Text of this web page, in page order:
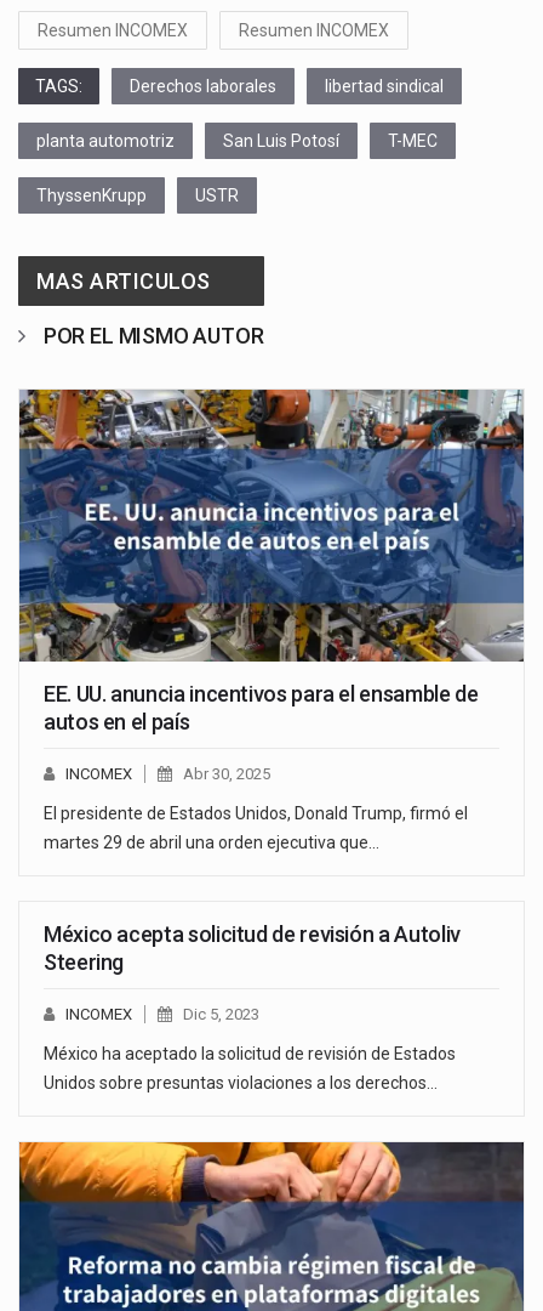
Resumen INCOMEX Resumen INCOMEX
TAGS: Derechos laborales libertad sindical
planta automotriz San Luis Potosí T-MEC
ThyssenKrupp USTR
MAS ARTICULOS
POR EL MISMO AUTOR
EE. UU. anuncia incentivos para el ensamble de
autos en el país
INCOMEX Abr 30, 2025
El presidente de Estados Unidos, Donald Trump, firmó el
martes 29 de abril una orden ejecutiva que…
México acepta solicitud de revisión a Autoliv
Steering
INCOMEX Dic 5, 2023
México ha aceptado la solicitud de revisión de Estados
Unidos sobre presuntas violaciones a los derechos…